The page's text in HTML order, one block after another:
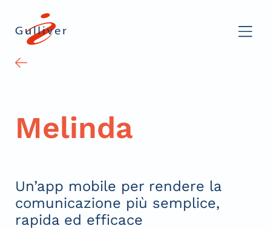
Melinda
Un’app mobile per rendere la
comunicazione più semplice,
rapida ed efficace